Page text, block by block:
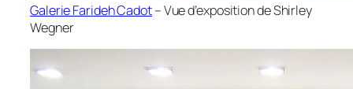
Galerie Farideh Cadot– Vue d’exposition de Shirley
Wegner